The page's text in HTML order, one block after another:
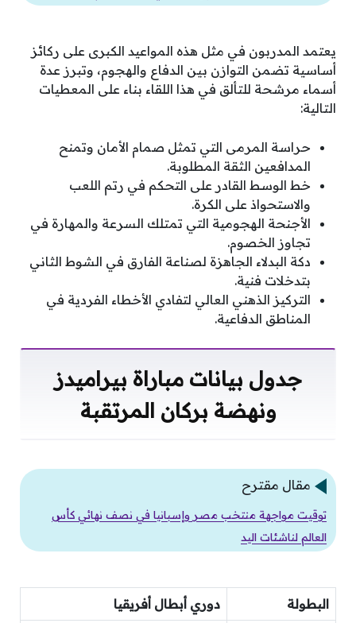
يعتمد المدربون في مثل هذه المواعيد الكبرى على ركائز
أساسية تضمن التوازن بين الدفاع والهجوم، وتبرز عدة
أسماء مرشحة للتألق في هذا اللقاء بناء على المعطيات
التالية:
حراسة المرمى التي تمثل صمام الأمان وتمنح
المدافعين الثقة المطلوبة.
خط الوسط القادر على التحكم في رتم اللعب
والاستحواذ على الكرة.
الأجنحة الهجومية التي تمتلك السرعة والمهارة في
تجاوز الخصوم.
دكة البدلاء الجاهزة لصناعة الفارق في الشوط الثاني
بتدخلات فنية.
التركيز الذهني العالي لتفادي الأخطاء الفردية في
المناطق الدفاعية.
جدول بيانات مباراة بيراميدز
ونهضة بركان المرتقبة
مقال مقترح
توقيت مواجهة منتخب مصر وإسبانيا في نصف نهائي كأس
العالم لناشئات اليد
البطولة دوري أبطال أفريقيا